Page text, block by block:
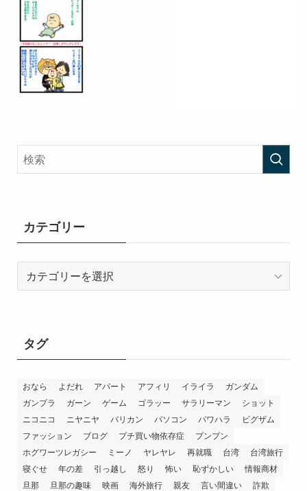
カテゴリー
タグ
おなら よだれ アパート アフィリ イライラ
ガンダム
ガンプラ
ガーン ゲーム ゴラッー サラリーマン
ショット
ニコニコ
ニヤニヤ バリカン パソコン パワハラ
ビグザム
ファッション
ブログ プチ買い物依存症
プンプン
ホグワーツレガシー
ミーノ ヤレヤレ 再就職 台湾
台湾旅行
寝ぐせ
年の差 引っ越し 怒り 怖い 恥ずかしい
情報商材
旦那
旦那の趣味 映画 海外旅行 親友 言い間違い
詐欺